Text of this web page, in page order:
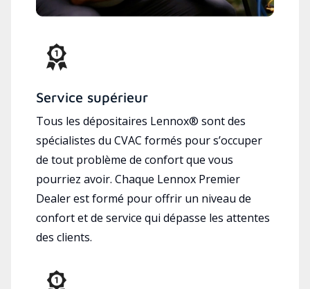
Service supérieur
Tous les dépositaires Lennox® sont des
spécialistes du CVAC formés pour s’occuper
de tout problème de confort que vous
pourriez avoir. Chaque Lennox Premier
Dealer est formé pour offrir un niveau de
confort et de service qui dépasse les attentes
des clients.